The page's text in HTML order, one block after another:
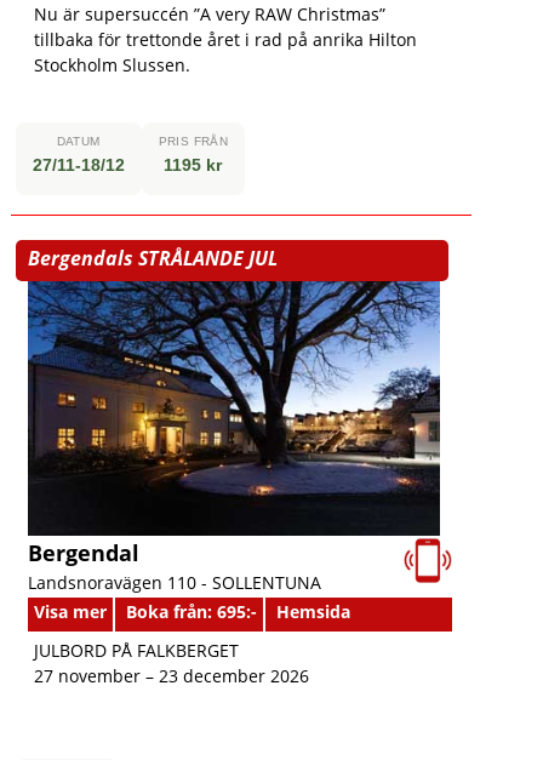
Nu är supersuccén ”A very RAW Christmas”
tillbaka för trettonde året i rad på anrika Hilton
Stockholm Slussen.
DATUM
27/11-18/12
PRIS FRÅN
1195 kr
Bergendals STRÅLANDE JUL
Bergendal
Landsnoravägen 110 - SOLLENTUNA
Visa mer
Boka från: 695:-
Hemsida
JULBORD PÅ FALKBERGET
27 november – 23 december 2026